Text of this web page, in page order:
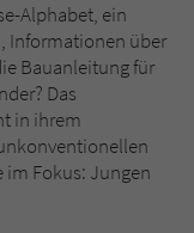
Alphabet, ein
Informationen über
Bauanleitung für
Das
in ihrem
im Fokus: Jungen
& Co. KG